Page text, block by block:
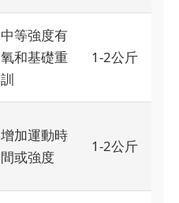
中等強度有
氧和基礎重
訓
1-2公斤
增加運動時
間或強度
1-2公斤